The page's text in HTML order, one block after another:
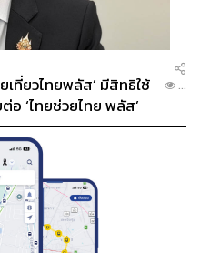
ช้เป็นพื้นที่บำบัดน้ำเสียจาก
หนองคล้า จังหวัดจันทบุรี
น คือการต่อยอดการ
รรมไปสู่ชุมชนและสังคม
ารบึงประดิษฐ์ ชุมชน
พื้นที่ที่ติดกับนิคม
งมีความสามารถในการ
าศก์เมตรต่อปี
เที่ยวไทยพลัส’ มีสิทธิใช้
อ ‘ไทยช่วยไทย พลัส’
...